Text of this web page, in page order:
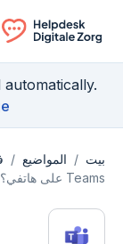
homepagina
بيت / المواضيع /
Teams على هاتفي؟